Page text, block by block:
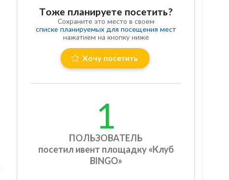
Тоже планируете посетить?
Сохраните это место в своем
списке планируемых для посещения мест
нажатием на кнопку ниже
Хочу посетить
1
ПОЛЬЗОВАТЕЛЬ
посетил ивент площадку «Клуб
BINGO»